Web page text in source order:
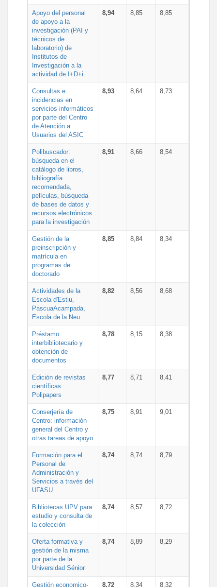
Apoyo del personal
de apoyo a la
investigación (PAI y
técnicos de
laboratorio) de
Institutos de
Investigación a la
actividad de I+D+i
8,94 8,85 8,85
Consultas e
incidencias en
servicios informáticos
por parte del Centro
de Atención a
Usuarios del ASIC
8,93 8,64 8,73
Polibuscador:
búsqueda en el
catálogo de libros,
bibliografía
recomendada,
películas, búsqueda
de bases de datos y
recursos electrónicos
para la investigación
8,91 8,66 8,54
Gestión de la
preinscripción y
matrícula en
programas de
doctorado
8,85 8,84 8,34
Actividades de la
Escola d'Estiu,
PascuaAcampada,
Escola de la Neu
8,82 8,56 8,68
Préstamo
interbibliotecario y
obtención de
documentos
8,78 8,15 8,38
Edición de revistas
científicas:
Polipapers
8,77 8,71 8,41
Conserjería de
Centro: información
general del Centro y
otras tareas de apoyo
8,75 8,91 9,01
Formación para el
Personal de
Administración y
Servicios a través del
UFASU
8,74 8,74 8,79
Bibliotecas UPV para
estudio y consulta de
la colección
8,74 8,57 8,72
Oferta formativa y
gestión de la misma
por parte de la
Universidad Sénior
8,74 8,89 8,29
Gestión economico- 8,72 8,34 8,32